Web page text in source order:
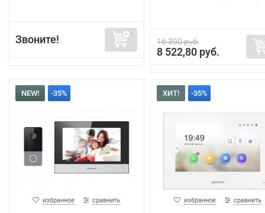
Звоните! 16 390 руб.
8 522,80 руб.
NEW! -35%
избранное сравнить
ХИТ! -35%
избранное сравнить